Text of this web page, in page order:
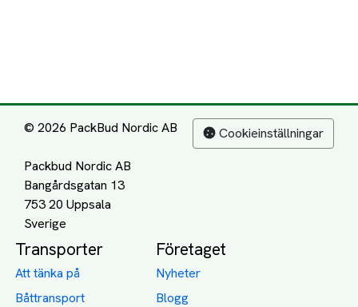
© 2026 PackBud Nordic AB
Packbud Nordic AB
Bangårdsgatan 13
753 20 Uppsala
Cookieinställningar
Transporter
Att tänka på
Båttransport
Företaget
Nyheter
Blogg